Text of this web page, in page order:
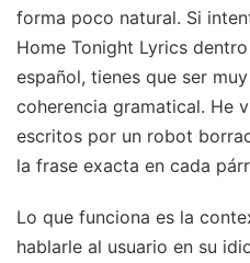
forma poco natural. Si
Home Tonight Lyrics
español, tienes que ser
coherencia gramatical. He
escritos por un robot
la frase exacta en cada
Lo que funciona es la
hablarle al usuario en su